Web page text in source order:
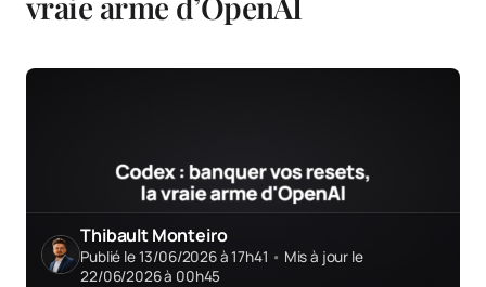
Thibault Monteiro
Publié le 13/06/2026 à 17h41 • Mis à jour le
22/06/2026 à 00h45